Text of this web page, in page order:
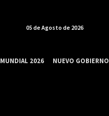
05 de Agosto de 2026
MUNDIAL 2026 NUEVO GOBIERNO